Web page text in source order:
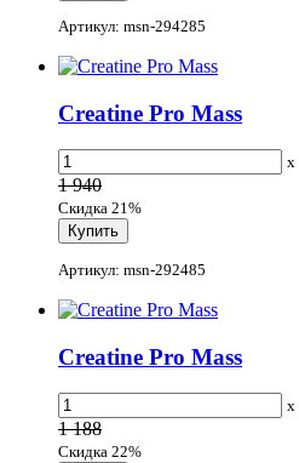
Артикул: msn-294285
Creatine Pro Mass
x
1 940
Скидка 21%
Артикул: msn-292485
Creatine Pro Mass
x
1 188
Скидка 22%